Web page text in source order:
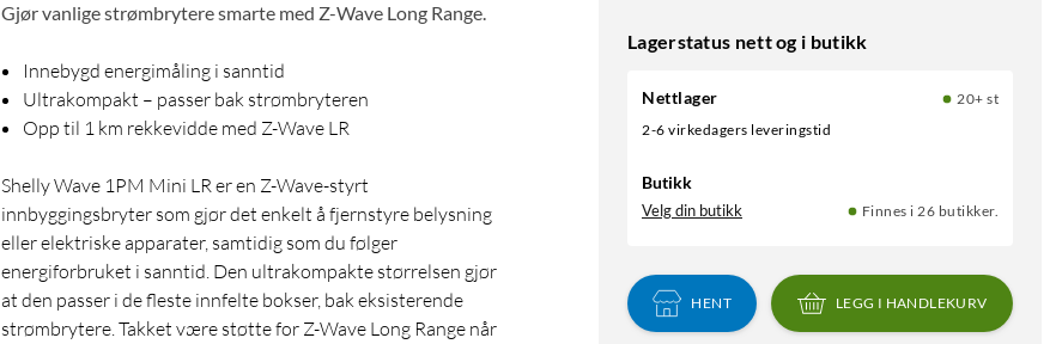
Lagerstatus nett og i butikk
Nettlager
20+ st
2-6 virkedagers leveringstid
Butikk
Velg din butikk Finnes i 26 butikker.
HENT LEGG I HANDLEKURV
Gjør vanlige strømbrytere smarte med Z-Wave Long Range.
Innebygd energimåling i sanntid
Ultrakompakt – passer bak strømbryteren
Opp til 1 km rekkevidde med Z-Wave LR
Shelly Wave 1PM Mini LR er en Z-Wave-styrt
innbyggingsbryter som gjør det enkelt å fjernstyre belysning
eller elektriske apparater, samtidig som du følger
energiforbruket i sanntid. Den ultrakompakte størrelsen gjør
at den passer i de fleste innfelte bokser, bak eksisterende
strømbrytere. Takket være støtte for Z-Wave Long Range når